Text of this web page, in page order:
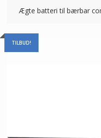
Ægte batteri til bærbar
TILBUD!